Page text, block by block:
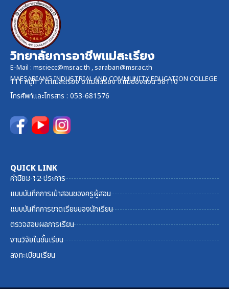
วิทยาลัยการอาชีพแม่สะเรียง
E-Mail : msr.iecc@msr.ac.th ,saraban@msr.ac.th
MAESARIANG INDUSTRIAL AND COMMUNITY EDUCATION COLLEGE
111 หมู่ที่ 7 ต.แม่สะเรียง อ.แม่สะเรียง จ.แม่ฮ่องสอน 58110
โทรศัพท์และโทรสาร : 053-681576
QUICK LINK
ค่านิยม 12 ประการ
แบบบันทึกการเข้าสอนของครูผู้สอน
แบบบันทึกการขาดเรียนของนักเรียน
ตรวจสอบผลการเรียน
งานวิจัยในชั้นเรียน
ลงทะเบียนเรียน